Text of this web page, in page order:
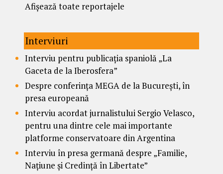
Afișează toate reportajele
Interviuri
Interviu pentru publicația spaniolă „La
Gaceta de la Iberosfera”
Despre conferința MEGA de la București, în
presa europeană
Interviu acordat jurnalistului Sergio Velasco,
pentru una dintre cele mai importante
platforme conservatoare din Argentina
Interviu în presa germană despre „Familie,
Națiune și Credință în Libertate”